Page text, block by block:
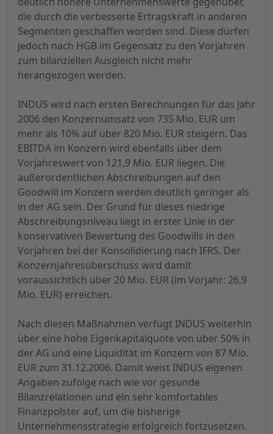
die durch die verbesserte Ertragskraft in anderen
Segmenten geschaffen worden sind. Diese dürfen
jedoch nach HGB im Gegensatz zu den Vorjahren
zum bilanziellen Ausgleich nicht mehr
herangezogen werden.
INDUS wird nach ersten Berechnungen für das Jahr
2006 den Konzernumsatz von 735 Mio. EUR um
mehr als 10% auf über 820 Mio. EUR steigern. Das
EBITDA im Konzern wird ebenfalls über dem
Vorjahreswert von 121,9 Mio. EUR liegen. Die
außerordentlichen Abschreibungen auf den
Goodwill im Konzern werden deutlich geringer als
in der AG sein. Der Grund für dieses niedrige
Abschreibungsniveau liegt in erster Linie in der
konservativen Bewertung des Goodwills in den
Vorjahren bei der Konsolidierung nach IFRS. Der
Konzernjahresüberschuss wird damit
voraussichtlich über 20 Mio. EUR (im Vorjahr: 26,9
Mio. EUR) erreichen.
Nach diesen Maßnahmen verfügt INDUS weiterhin
über eine hohe Eigenkapitalquote von über 50% in
der AG und eine Liquidität im Konzern von 87 Mio.
EUR zum 31.12.2006. Damit weist INDUS eigenen
Angaben zufolge nach wie vor gesunde
Bilanzrelationen und ein sehr komfortables
Finanzpolster auf, um die bisherige
Unternehmensstrategie erfolgreich fortzusetzen.